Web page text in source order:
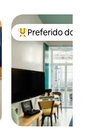
Entre os
Preferido dos